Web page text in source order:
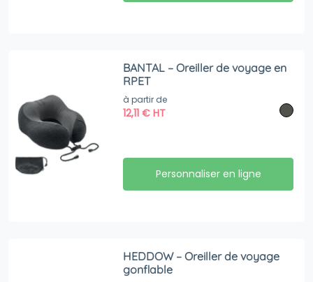
BANTAL – Oreiller de voyage en
RPET
à partir de
12,11€ HT
Personnaliser en ligne
HEDDOW – Oreiller de voyage
gonflable